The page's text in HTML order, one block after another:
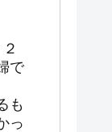
で
も
っ